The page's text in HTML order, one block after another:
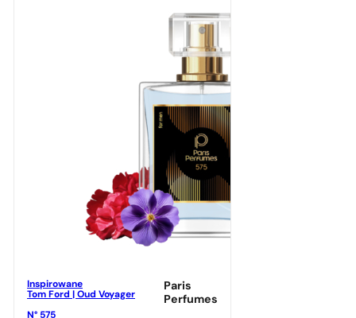
Inspirowane
Tom Ford | Oud Voyager
N° 575
Paris
Perfumes